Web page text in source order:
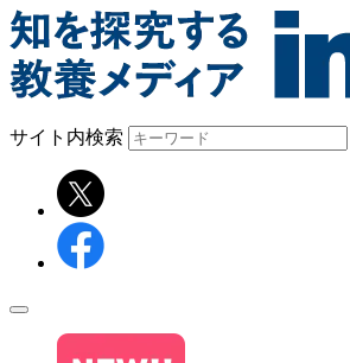
サイト内検索